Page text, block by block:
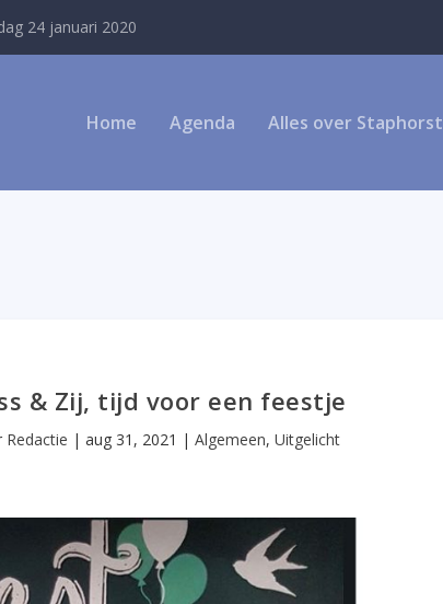
24 januari 2020
Home Agenda Alles over Staphorst
& Zij, tijd voor een feestje
Redactie | aug 31, 2021 | Algemeen, Uitgelicht